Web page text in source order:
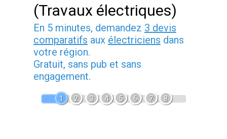
(Travaux électriques)
En 5 minutes, demandez 3 devis
comparatifs aux électriciens dans
votre région.
Gratuit, sans pub et sans
engagement.
1 2 3 4 5 6 7 8